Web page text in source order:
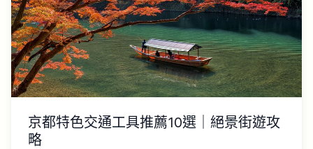
京都特色交通工具推薦10選｜絕景街遊攻
略